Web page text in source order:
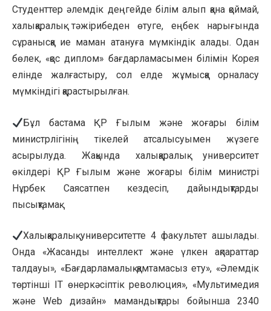
Студенттер әлемдік деңгейде білім алып қана қоймай,
халықаралық тәжірибеден өтуге, еңбек нарығында
сұранысқа ие маман атануға мүмкіндік алады. Одан
бөлек, «қос диплом» бағдарламасымен білімін Корея
елінде жалғастыру, сол елде жұмысқа орналасу
мүмкіндігі қарастырылған.
Бұл бастама ҚР Ғылым және жоғары білім
министрлігінің тікелей атсалысуымен жүзеге
асырылуда. Жақында халықаралық университет
өкілдері ҚР Ғылым және жоғары білім министрі
Нұрбек Саясатпен кездесіп, дайындықтарды
пысықтамақ.
Халықаралық университетте 4 факультет ашылады.
Онда «Жасанды интеллект және үлкен ақпараттар
талдауы», «Бағдарламалық қамтамасыз ету», «Әлемдік
төртінші IT өнеркәсіптік революция», «Мультимедия
және Web дизайн» мамандықтары бойынша 2340